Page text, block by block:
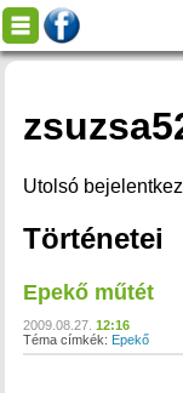
Utolsó
Történetei
Epekő műtét
2009.08.27. 12:16
Téma címkék: Epekő